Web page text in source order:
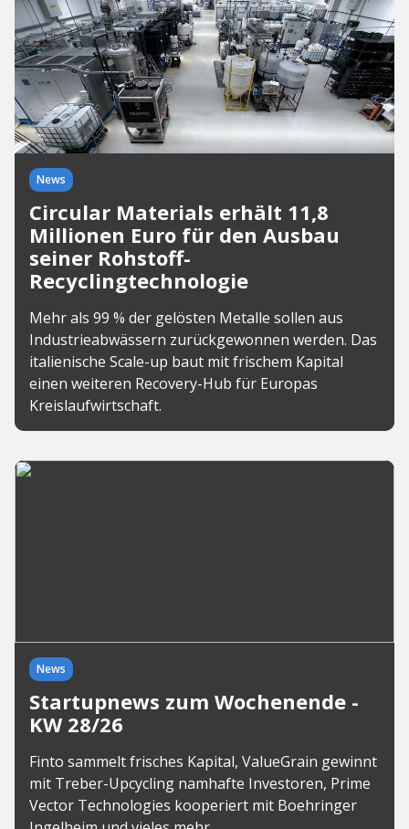
News
Circular Materials erhält 11,8
Millionen Euro für den Ausbau
seiner Rohstoff-
Recyclingtechnologie
Mehr als 99 % der gelösten Metalle sollen aus
Industrieabwässern zurückgewonnen werden. Das
italienische Scale-up baut mit frischem Kapital
einen weiteren Recovery-Hub für Europas
Kreislaufwirtschaft.
News
Startupnews zum Wochenende -
KW 28/26
Finto sammelt frisches Kapital, ValueGrain gewinnt
mit Treber-Upcycling namhafte Investoren, Prime
Vector Technologies kooperiert mit Boehringer